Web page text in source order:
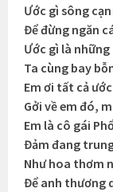
Ước gì sông
Để đừng ngăn
Ước gì là
Ta cùng bay
Em ơi tất cả
Gởi về em đó,
Em là cô gái
Đảm đang
Như hoa thơm
Để anh thương